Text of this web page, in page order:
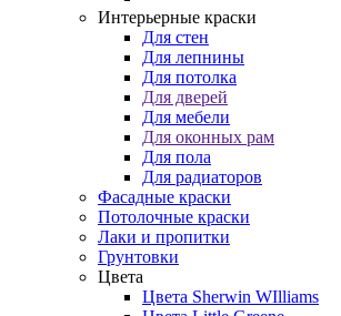
Интерьерные краски
Для стен
Для лепнины
Для потолка
Для дверей
Для мебели
Для оконных рам
Для пола
Для радиаторов
Фасадные краски
Потолочные краски
Лаки и пропитки
Грунтовки
Цвета
Цвета Sherwin WIlliams